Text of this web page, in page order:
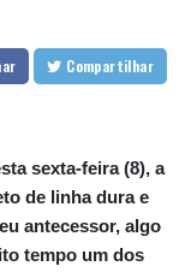
CUC 1.152209
CUP 30.533527
DKK 7.475736
DOP 67.265387
DZD 153.102878
EGP 57.247371
Compartilhar
sexta-feira (8), a
de linha dura e
antecessor, algo
tempo um dos